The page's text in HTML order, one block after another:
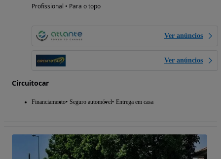
Profissional • Para o topo
Ver anúncios
Ver anúncios
Circuitocar
Financiamento Seguro automóvel Entrega em casa